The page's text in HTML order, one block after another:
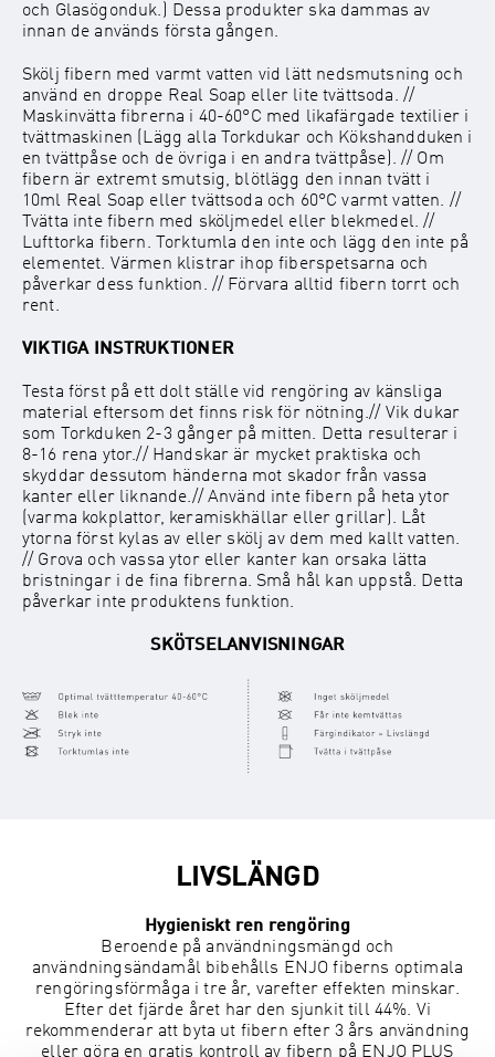
och Glasögonduk.) Dessa produkter ska dammas av
innan de används första gången.
Skölj fibern med varmt vatten vid lätt nedsmutsning och
använd en droppe Real Soap eller lite tvättsoda. //
Maskinvätta fibrerna i 40-60°C med likafärgade textilier i
tvättmaskinen (Lägg alla Torkdukar och Kökshandduken i
en tvättpåse och de övriga i en andra tvättpåse). // Om
fibern är extremt smutsig, blötlägg den innan tvätt i
10ml Real Soap eller tvättsoda och 60°C varmt vatten. //
Tvätta inte fibern med sköljmedel eller blekmedel. //
Lufttorka fibern. Torktumla den inte och lägg den inte på
elementet. Värmen klistrar ihop fiberspetsarna och
påverkar dess funktion. // Förvara alltid fibern torrt och
rent.
VIKTIGA INSTRUKTIONER
Testa först på ett dolt ställevid rengöring av känsliga
material eftersom det finns risk för nötning.// Vik dukar
som Torkduken 2-3 gånger på mitten. Detta resulterar i
8-16 rena ytor.// Handskar är mycket praktiska och
skyddar dessutom händerna mot skador från vassa
kanter eller liknande.// Använd inte fibern på heta ytor
(varma kokplattor, keramiskhällar eller grillar). Låt
ytorna först kylas av eller skölj av dem med kallt vatten.
// Grova och vassa ytor eller kanter kan orsaka lätta
bristningar i de fina fibrerna. Små hål kan uppstå. Detta
påverkar inte produktens funktion.
SKÖTSELANVISNINGAR
LIVSLÄNGD
Hygieniskt ren rengöring
Beroende på användningsmängd och
användningsändamål bibehålls ENJO fiberns optimala
rengöringsförmåga i tre år, varefter effekten minskar.
Efter det fjärde året har den sjunkit till 44%. Vi
rekommenderar att byta ut fibern efter 3 års användning
eller göra en gratis kontroll av fibern på ENJO PLUS